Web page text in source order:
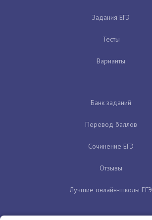
Задания ЕГЭ
Тесты
Варианты
Банк заданий
Перевод баллов
Сочинение ЕГЭ
Отзывы
Лучшие онлайн-школы ЕГЭ